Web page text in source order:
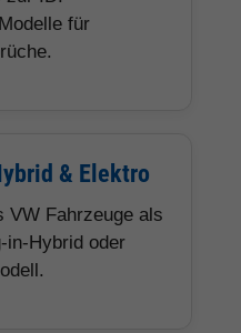
für
& Elektro
VW Fahrzeuge als
in-Hybrid oder